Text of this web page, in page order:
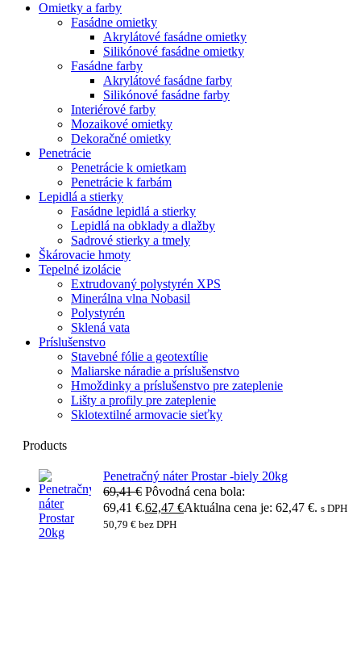
Omietky a farby
Fasádne omietky
Akrylátové fasádne omietky
Silikónové fasádne omietky
Fasádne farby
Akrylátové fasádne farby
Silikónové fasádne farby
Interiérové farby
Mozaikové omietky
Dekoračné omietky
Penetrácie
Penetrácie k omietkam
Penetrácie k farbám
Lepidlá a stierky
Fasádne lepidlá a stierky
Lepidlá na obklady a dlažby
Sadrové stierky a tmely
Škárovacie hmoty
Tepelné izolácie
Extrudovaný polystyrén XPS
Minerálna vlna Nobasil
Polystyrén
Sklená vata
Príslušenstvo
Stavebné fólie a geotextílie
Maliarske náradie a príslušenstvo
Hmoždinky a príslušenstvo pre zateplenie
Lišty a profily pre zateplenie
Sklotextilné armovacie sieťky
Products
Penetračný náter Prostar -biely 20kg
69,41€ Pôvodná cena bola:
69,41 €.62,47 €Aktuálna cena je: 62,47 €. s DPH
50,79 € bez DPH